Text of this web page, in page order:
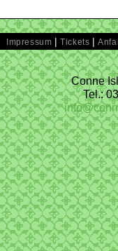
Impressum |Tickets |
Conne
Tel.: